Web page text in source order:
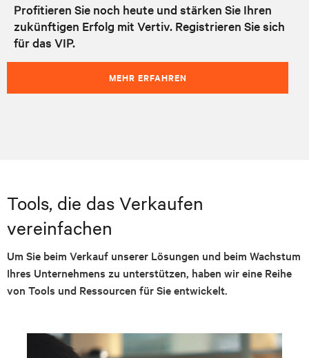
Profitieren Sie noch heute und stärken Sie Ihren
zukünftigen Erfolg mit Vertiv. Registrieren Sie sich
für das VIP.
MEHR ERFAHREN
Tools, die das Verkaufen
vereinfachen
Um Sie beim Verkauf unserer Lösungen und beim Wachstum
Ihres Unternehmens zu unterstützen, haben wir eine Reihe
von Tools und Ressourcen für Sie entwickelt.